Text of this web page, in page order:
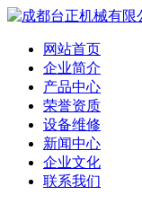
网站首页
企业简介
产品中心
荣誉资质
设备维修
新闻中心
企业文化
联系我们